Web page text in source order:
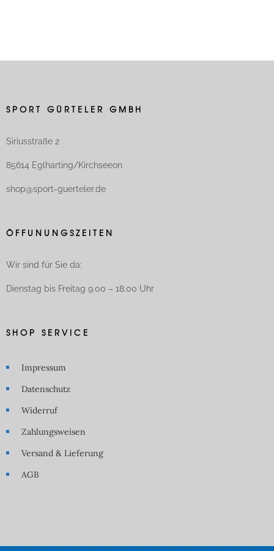
SPORT GÜRTELER GMBH
Siriusstraße 2
85614 Eglharting/Kirchseeon
shop@sport-guerteler.de
ÖFFUNUNGSZEITEN
Wir sind für Sie da:
Dienstag bis Freitag 9.00 – 18.00 Uhr
SHOP SERVICE
Impressum
Datenschutz
Widerruf
Zahlungsweisen
Versand & Lieferung
AGB